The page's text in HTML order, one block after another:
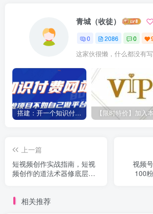
青城（收徒）
0 2086 0
这家伙很懒，什么都没有
搭建：开一个知识付费资源网站，24小时全自动赚钱！
上一篇
短视频创作实战指南，短视
频创作的道法术器修底层，
视频
100
相关推荐